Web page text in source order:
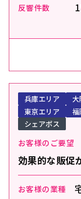
反響件数
お客様のご要望
効果的な販促
お客様の業種
兵庫エリア
東京エリア
福
シェアポス